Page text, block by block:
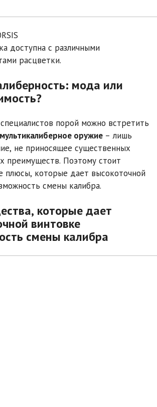
доступна с различными
расцветки.
мода или
порой можно встретить
мультикалиберное оружие – лишь
не приносящее существенных
преимуществ. Поэтому стоит
плюсы, которые дает высокоточной
смены калибра.
которые дает
винтовке
смены калибра